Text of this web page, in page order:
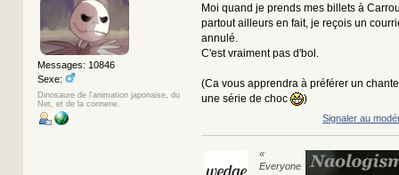
Messages: 10846
Sexe:
Dinosaure de l'animation japonaise, du
Net, et de la connerie.
Moi quand je prends mes billets à
partout ailleurs en fait, je reçois un
annulé.
C'est vraiment pas d'bol.
(Ca vous apprendra à préférer un
une série de choc
)
Signaler au
«
Everyone